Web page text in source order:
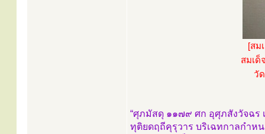
[สม
สมเด็
วั
“ศุภมัสดุ ๑๑๗๙ ศก อุศุภสังวัจฉร
ทุติยดฤถีคุรุวาร บริเฉทกาลกำห